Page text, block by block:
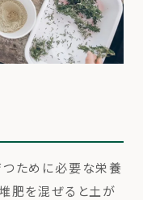
つために必要な栄養
肥を混ぜると土が